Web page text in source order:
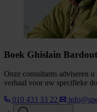
Boek Ghislain Bardout
Onze consultants adviseren
verhaal voor uw specifieke
010 433 33 22